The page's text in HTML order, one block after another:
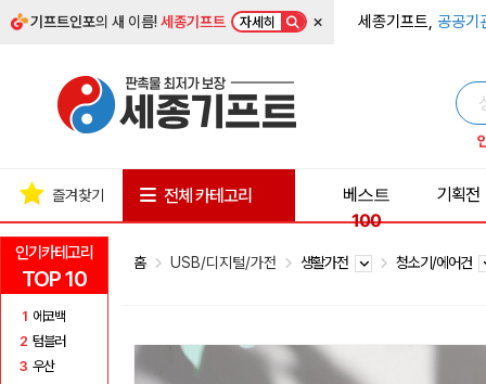
기프트인포의 새 이름!세종기프트 자세히 × 세종기프트, 공공기
인기카테고리
TOP 10
1 에코백
2 텀블러
3 우산
즐겨찾기 전체 카테고리
베스트
100
기획전
홈 USB/디지털/가전 생활가전 청소기/에어건